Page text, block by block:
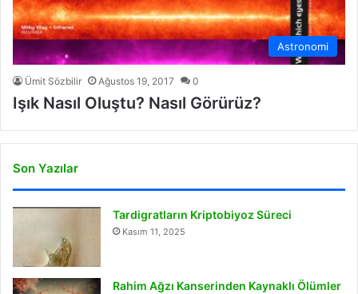
Astronomi
Ümit Sözbilir Ağustos 19, 2017 0
Işık Nasıl Oluştu? Nasıl Görürüz?
Son Yazılar
Tardigratların Kriptobiyoz Süreci
Kasım 11, 2025
Rahim Ağzı Kanserinden Kaynaklı Ölümler